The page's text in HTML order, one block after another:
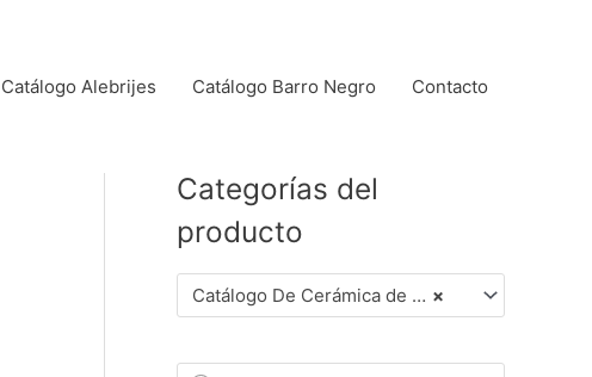
Catálogo Alebrijes Catálogo Barro Negro Contacto
Categorías del
producto
×
Catálogo De Cerámica de Alta Temperatura (Dar Clic en Foto para Ver Detalles)
B